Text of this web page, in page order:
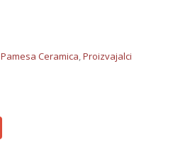
Pamesa Ceramica,Proizvajalci